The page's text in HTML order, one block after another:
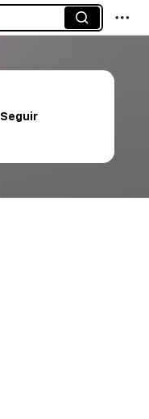
Seguir